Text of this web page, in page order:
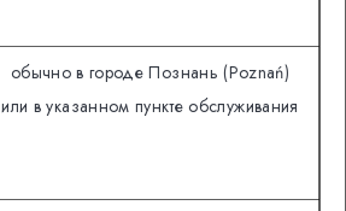
обычно в городе Познань (Poznań)
или в указанном пункте обслуживания